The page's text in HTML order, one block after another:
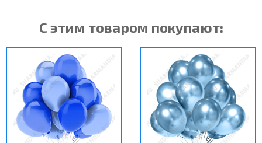
С этим товаром покупают: